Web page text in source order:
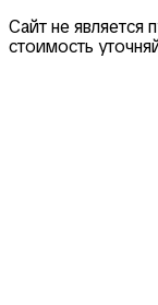
Сайт не является
стоимость